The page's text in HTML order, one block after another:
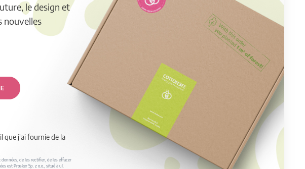
le design et
nouvelles
que j'ai fournie de la
de les rectifier, de les effacer
est Prosker Sp. z o.o., situé à ul.